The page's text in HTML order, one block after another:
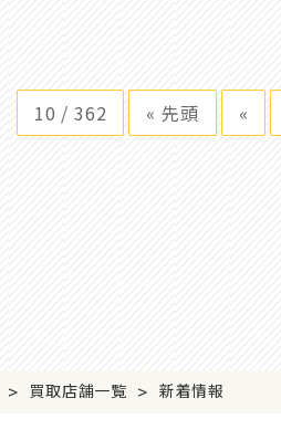
10 / 362 « 先頭 «
> 買取店舗一覧 > 新着情報